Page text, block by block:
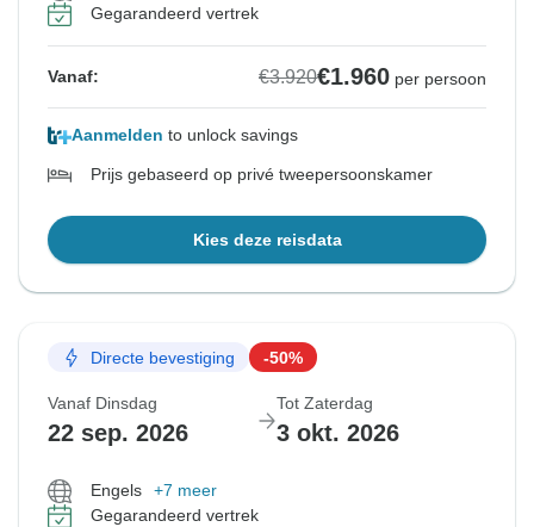
Gegarandeerd vertrek
Vanaf: €3.920€1.960 per persoon
Aanmelden to unlock savings
Prijs gebaseerd op privé tweepersoonskamer
Kies deze reisdata
Directe bevestiging -50%
Vanaf Dinsdag
22 sep. 2026
Tot Zaterdag
3 okt. 2026
Engels
+7 meer
Gegarandeerd vertrek